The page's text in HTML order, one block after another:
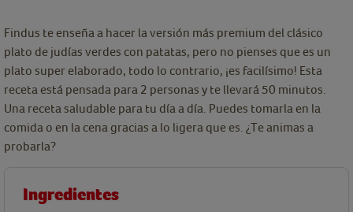
Findus te enseña a hacer la versión más premium del clásico
plato de judías verdes con patatas, pero no pienses que es un
plato super elaborado, todo lo contrario, ¡es facilísimo! Esta
receta está pensada para 2 personas y te llevará 50 minutos.
Una receta saludable para tu día a día. Puedes tomarla en la
comida o en la cena gracias a lo ligera que es. ¿Te animas a
probarla?
Ingredientes